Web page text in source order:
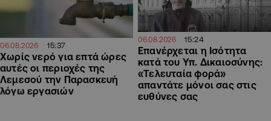
06.08.2026 15:37
Χωρίς νερό για επτά ώρες
αυτές οι περιοχές της
Λεμεσού την Παρασκευή
λόγω εργασιών
06.08.2026 15:24
Επανέρχεται η Ισότητα
κατά του Υπ. Δικαιοσύνης:
«Τελευταία φορά»
απαντάτε μόνοι σας στις
ευθύνες σας